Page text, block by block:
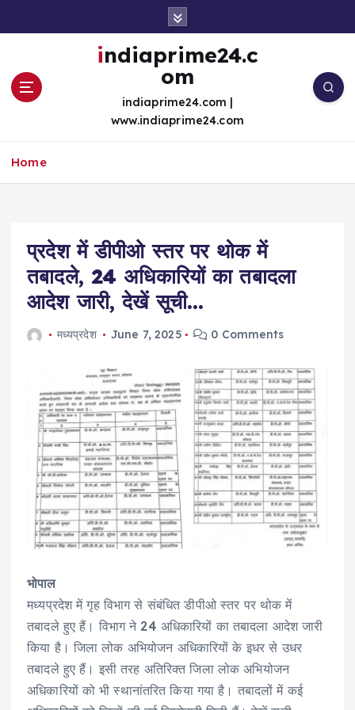
indiaprime24.c
om
indiaprime24.com |
www.indiaprime24.com
Home
प्रदेश में डीपीओ स्तर पर थोक में
तबादले, 24 अधिकारियों का तबादला
आदेश जारी, देखें सूची…
मध्यप्रदेश June 7, 2025 0 Comments
भोपाल
मध्यप्रदेश में गृह विभाग से संबंधित डीपीओ स्तर पर थोक में
तबादले हुए हैं। विभाग ने 24 अधिकारियों का तबादला आदेश जारी
किया है। जिला लोक अभियोजन अधिकारियों के इधर से उधर
तबादले हुए हैं। इसी तरह अतिरिक्त जिला लोक अभियोजन
अधिकारियों को भी स्थानांतरित किया गया है। तबादलों में कई